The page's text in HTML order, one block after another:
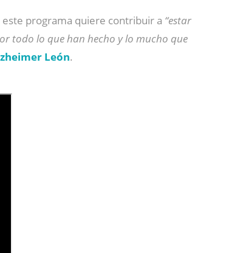
este programa quiere contribuir a “estar
todo lo que han hecho y lo mucho que
León.